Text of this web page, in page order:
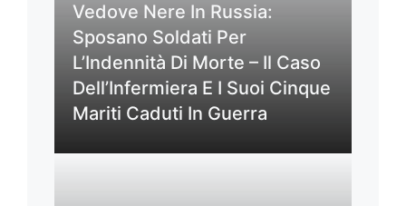
Vedove Nere In Russia:
Sposano Soldati Per
L’Indennità Di Morte – Il Caso
Dell’Infermiera E I Suoi Cinque
Mariti Caduti In Guerra